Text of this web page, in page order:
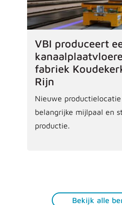
VBI produceert
fabriek
Rijn
Nieuwe
belangrijke mijlpaal en
productie.
Bekijk alle